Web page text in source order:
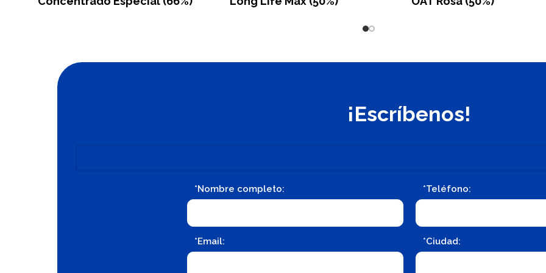
¡Escríbenos!
*Nombre completo: *Teléfono:
*Email: *Ciudad: